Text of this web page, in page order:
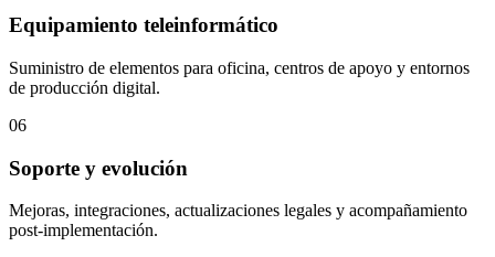
Equipamiento teleinformático
Suministro de elementos para oficina, centros de apoyo y entornos
de producción digital.
06
Soporte y evolución
Mejoras, integraciones, actualizaciones legales y acompañamiento
post-implementación.